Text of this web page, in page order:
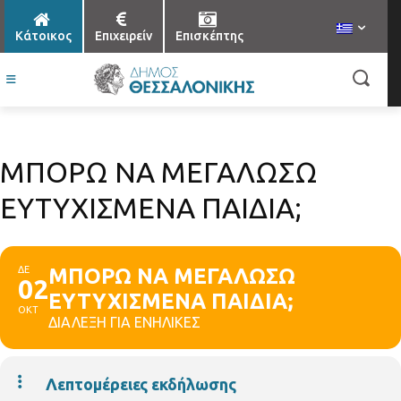
Κάτοικος Επιχειρείν Επισκέπτης
ΜΠΟΡΩ ΝΑ ΜΕΓΑΛΩΣΩ
ΕΥΤΥΧΙΣΜΕΝΑ ΠΑΙΔΙΑ;
ΔΕ
02
ΟΚΤ
ΜΠΟΡΩ ΝΑ ΜΕΓΑΛΩΣΩ
ΕΥΤΥΧΙΣΜΕΝΑ ΠΑΙΔΙΑ;
ΔΙΑΛΕΞΗ ΓΙΑ ΕΝΗΛΙΚΕΣ
Λεπτομέρειες εκδήλωσης